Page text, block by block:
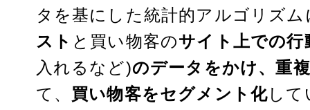
タを基にした統計的アルゴリズ
スト と買い物客のサイト上での行
入れるなど)のデータをかけ、重
て、 買い物客をセグメント化し